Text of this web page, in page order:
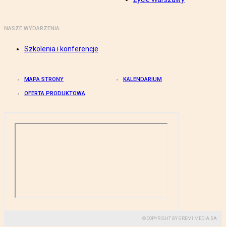
NASZE WYDARZENIA
Szkolenia i konferencje
MAPA STRONY KALENDARIUM
OFERTA PRODUKTOWA
© COPYRIGHT BY GREMI MEDIA SA